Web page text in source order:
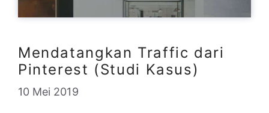
Mendatangkan Traffic dari
Pinterest (Studi Kasus)
10 Mei 2019